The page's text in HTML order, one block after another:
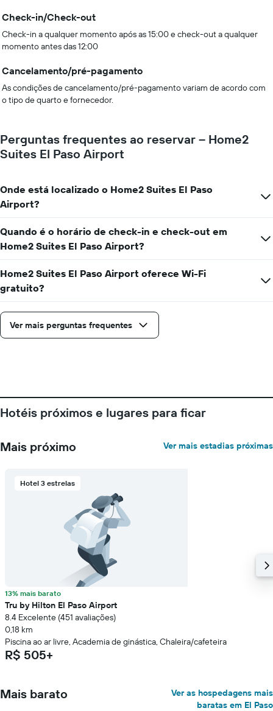
Check-in/Check-out
Check-in a qualquer momento após as 15:00 e check-out a qualquer
momento antes das 12:00
Cancelamento/pré-pagamento
As condições de cancelamento/pré-pagamento variam de acordo com
o tipo de quarto e fornecedor.
Perguntas frequentes ao reservar – Home2
Suites El Paso Airport
Onde está localizado o Home2 Suites El Paso
Airport?
Quando é o horário de check-in e check-out em
Home2 Suites El Paso Airport?
Home2 Suites El Paso Airport oferece Wi-Fi
gratuito?
Ver mais perguntas frequentes
Hotéis próximos e lugares para ficar
Mais próximo Ver mais estadias próximas
Hotel 3 estrelas
13% mais barato
Tru by Hilton El Paso Airport
8.4 Excelente (451 avaliações)
0,18 km
Piscina ao ar livre, Academia de ginástica, Chaleira/cafeteira
R$ 505+
Mais barato
Ver as hospedagens mais
baratas em El Paso